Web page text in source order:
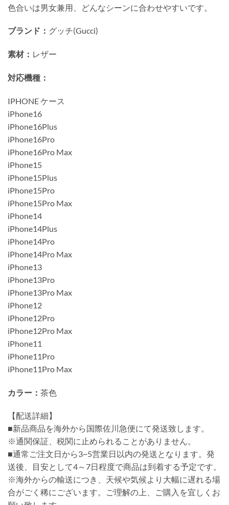
色合いは男女兼用、どんなシーンに合わせやすいです。
ブランド： グッチ(Gucci)
素材： レザー
対応機種：
IPHONE ケース
iPhone16
iPhone16Plus
iPhone16Pro
iPhone16Pro Max
iPhone15
iPhone15Plus
iPhone15Pro
iPhone15Pro Max
iPhone14
iPhone14Plus
iPhone14Pro
iPhone14Pro Max
iPhone13
iPhone13Pro
iPhone13Pro Max
iPhone12
iPhone12Pro
iPhone12Pro Max
iPhone11
iPhone11Pro
iPhone11Pro Max
カラー： 茶色
【配送詳細】
■新品商品を海外から国際佐川急便にて発送致します。
※通関保証、税関に止められることがありません。
■通常ご注文日から3~5営業日以内の発送となります。発
送後、目安として4～7日程度で商品は到着する予定です。
※海外からの輸送につき、天候や気候より大幅に遅れる場
合がごく稀にございます。ご理解の上、ご購入を宜しくお